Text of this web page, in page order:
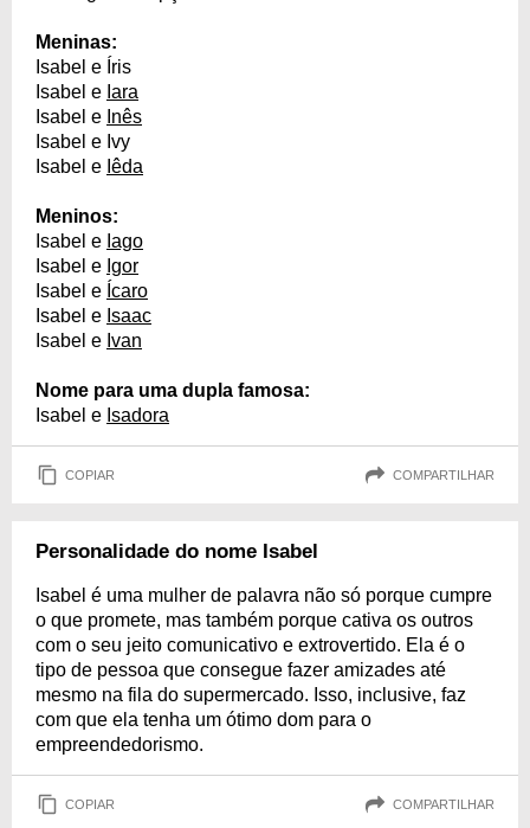
Meninas:
Isabel e Íris
Isabel e Iara
Isabel e Inês
Isabel e Ivy
Isabel e Iêda
Meninos:
Isabel e Iago
Isabel e Igor
Isabel e Ícaro
Isabel e Isaac
Isabel e Ivan
Nome para uma dupla famosa:
Isabel e Isadora
COPIAR COMPARTILHAR
Personalidade do nome Isabel
Isabel é uma mulher de palavra não só porque cumpre
o que promete, mas também porque cativa os outros
com o seu jeito comunicativo e extrovertido. Ela é o
tipo de pessoa que consegue fazer amizades até
mesmo na fila do supermercado. Isso, inclusive, faz
com que ela tenha um ótimo dom para o
empreendedorismo.
COPIAR COMPARTILHAR